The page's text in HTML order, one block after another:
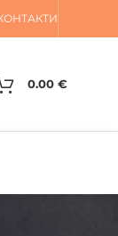
0.00 €